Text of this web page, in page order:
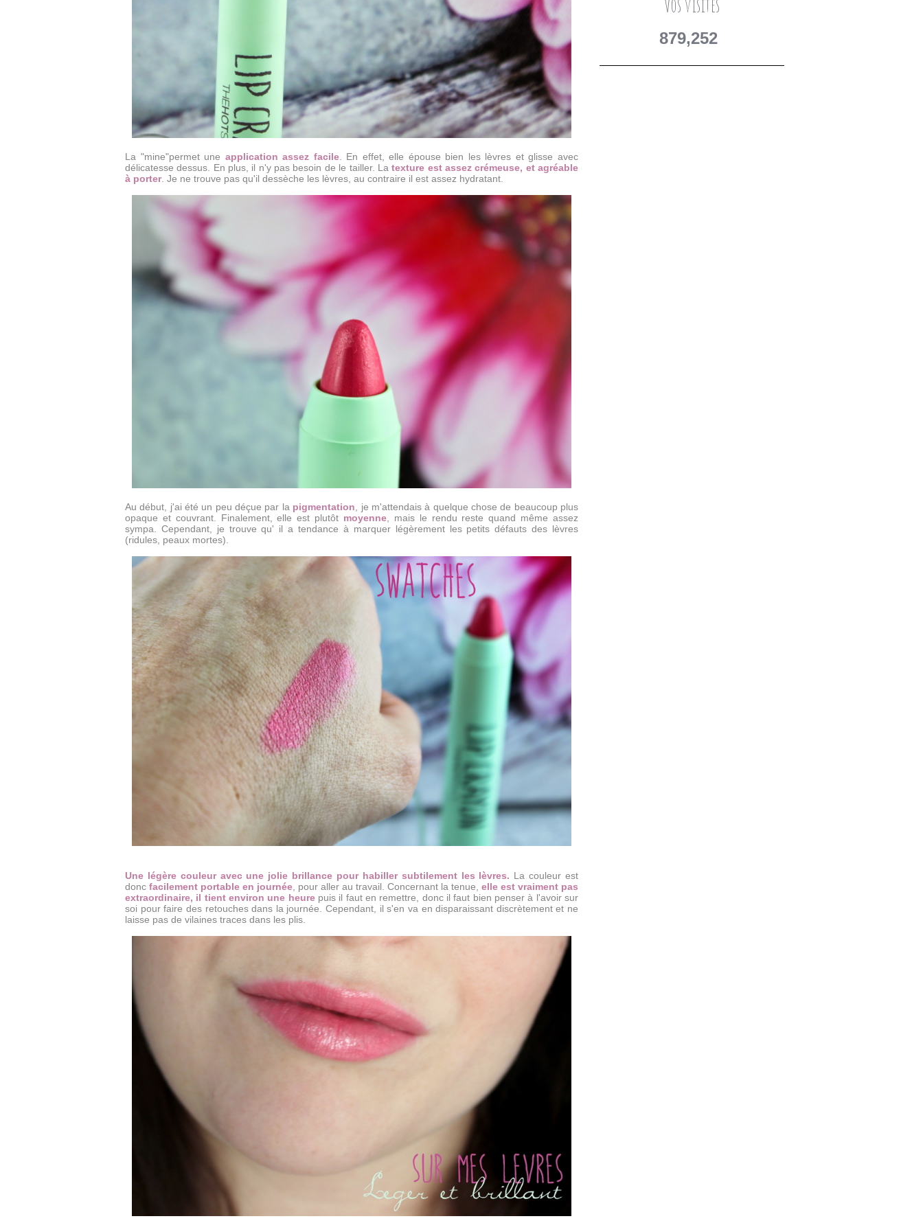
La "mine"permet une application assez facile. En effet, elle épouse bien les lèvres et glisse avec
délicatesse dessus. En plus, il n'y pas besoin de le tailler. Latexture est assez crémeuse, et agréable
à porter. Je ne trouve pas qu'il dessèche les lèvres, au contraire il est assez hydratant.
Au début, j'ai été un peu déçue par la pigmentation , je m'attendais à quelque chose de beaucoup plus
opaque et couvrant. Finalement, elle est plutôt moyenne , mais le rendu reste quand même assez
sympa.
Cependant, je trouve qu' il a tendance à marquer légèrement les petits défauts des lèvres
(ridules, peaux mortes).
Une légère couleur avec une jolie brillance pour habiller subtilement les lèvres. La couleur est
donc facilement portable en journée , pour aller au travail. Concernant la tenue, elle est vraiment pas
extraordinaire, il tient environ une heure puis il faut en remettre, donc il faut bien penser à l'avoir sur
soi pour faire des retouches dans la journée. Cependant, il s'en va en disparaissant discrètement et ne
laisse pas de vilaines traces dans les plis.
Vos visites
879,252